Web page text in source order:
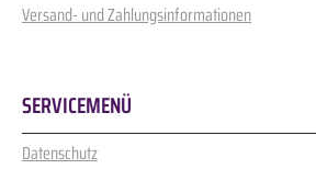
Versand- und Zahlungsinformationen
SERVICEMENÜ
Datenschutz